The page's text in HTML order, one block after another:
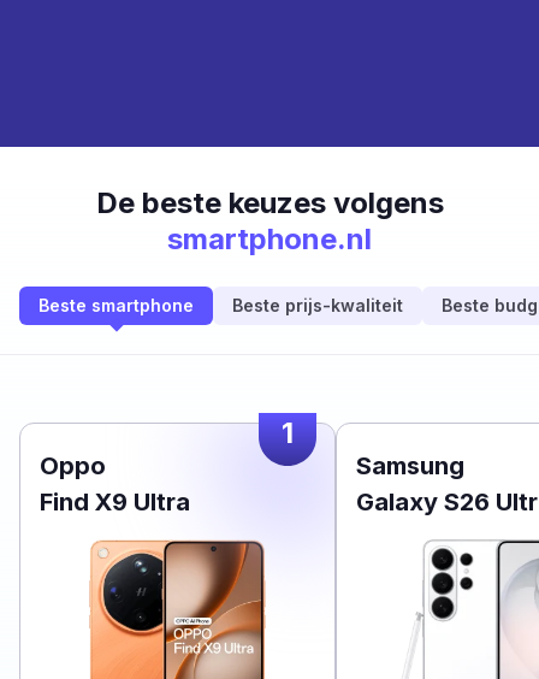
De beste keuzes volgens
smartphone.nl
Beste smartphone Beste prijs-kwaliteit Beste
1
Oppo
Find X9 Ultra
Samsung
Galaxy S26